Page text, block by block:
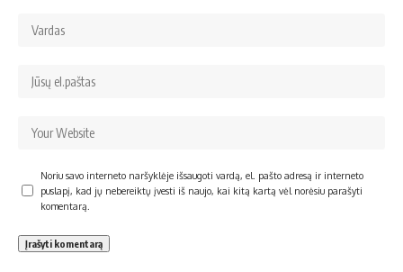
Noriu savo interneto naršyklėje išsaugoti vardą, el. pašto adresą ir interneto
puslapį, kad jų nebereiktų įvesti iš naujo, kai kitą kartą vėl norėsiu parašyti
komentarą.